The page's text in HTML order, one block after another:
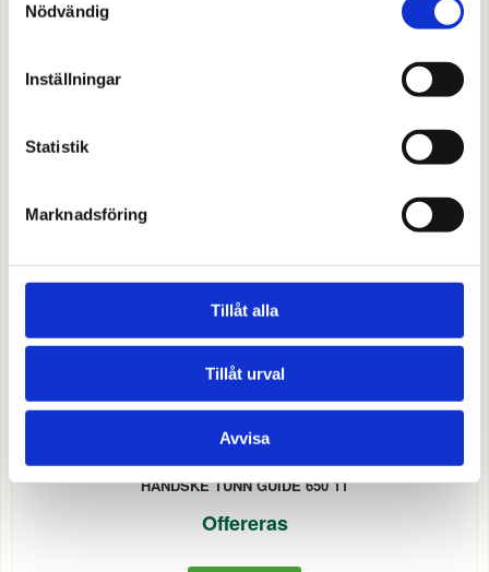
Nödvändig
Inställningar
Statistik
Marknadsföring
Tillåt alla
Tillåt urval
Avvisa
1687662
HANDSKE TUNN GUIDE 650 11
Offereras